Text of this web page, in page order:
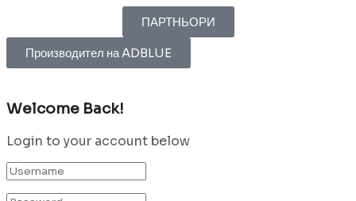
ПАРТНЬОРИ
Производител на ADBLUE
Welcome Back!
Login to your account below